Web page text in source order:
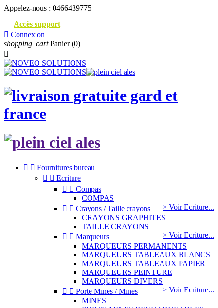
Appelez-nous : 0466439775
Accès support
 Connexion
shopping_cart Panier (0)

  Fournitures bureau
  Ecriture
  Compas
COMPAS
> Voir Ecriture...
  Crayons / Taille crayons
CRAYONS GRAPHITES
TAILLE CRAYONS
> Voir Ecriture...
  Marqueurs
MARQUEURS PERMANENTS
MARQUEURS TABLEAUX BLANCS
MARQUEURS TABLEAUX PAPIER
MARQUEURS PEINTURE
MARQUEURS DIVERS
> Voir Ecriture...
  Porte Mines / Mines
MINES